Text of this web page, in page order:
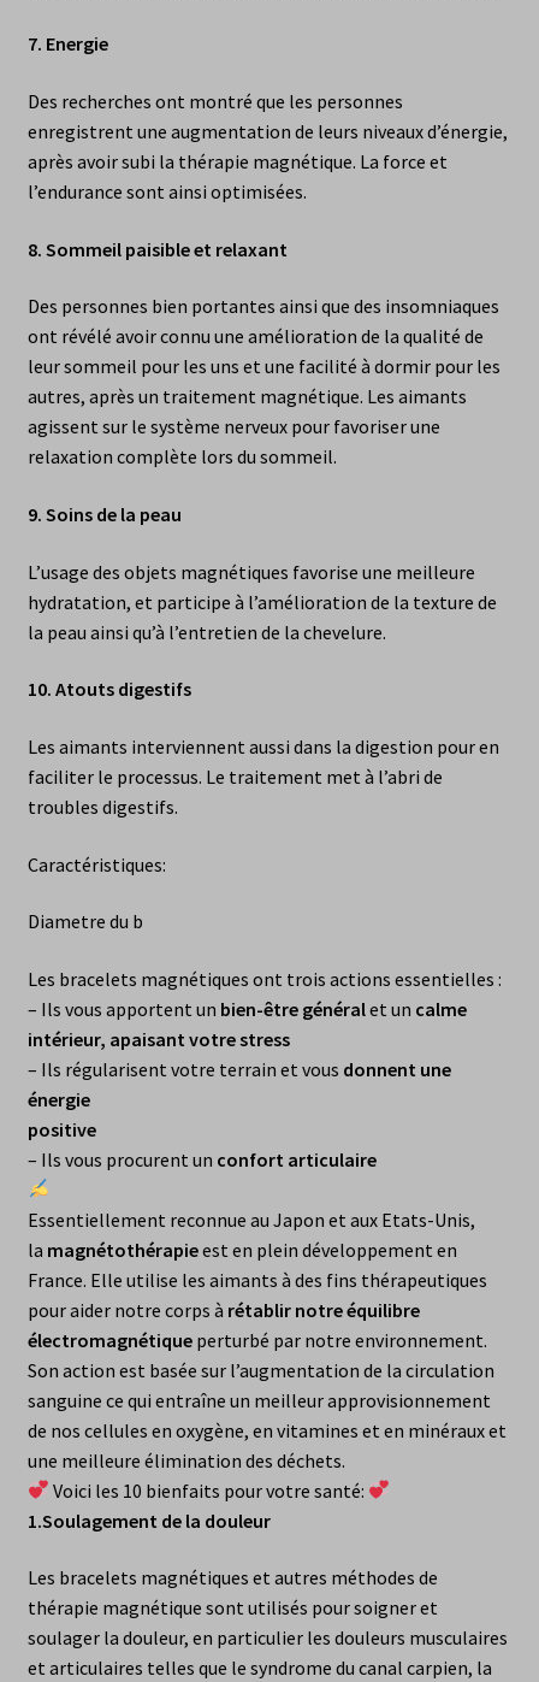
7. Energie
Des recherches ont montré que les personnes
enregistrent une augmentation de leurs niveaux d’énergie,
après avoir subi la thérapie magnétique. La force et
l’endurance sont ainsi optimisées.
8. Sommeil paisible et relaxant
Des personnes bien portantes ainsi que des insomniaques
ont révélé avoir connu une amélioration de la qualité de
leur sommeil pour les uns et une facilité à dormir pour les
autres, après un traitement magnétique. Les aimants
agissent sur le système nerveux pour favoriser une
relaxation complète lors du sommeil.
9. Soins de la peau
L’usage des objets magnétiques favorise une meilleure
hydratation, et participe à l’amélioration de la texture de
la peau ainsi qu’à l’entretien de la chevelure.
10. Atouts digestifs
Les aimants interviennent aussi dans la digestion pour en
faciliter le processus. Le traitement met à l’abri de
troubles digestifs.
Caractéristiques:
Diametre du b
Les bracelets magnétiques ont trois actions essentielles :
– Ils vous apportent un bien-être généralet un calme
intérieur, apaisant votre stress
– Ils régularisent votre terrain et vous donnent une
énergie
positive
– Ils vous procurent un confort articulaire
Essentiellement reconnue au Japon et aux Etats-Unis,
la magnétothérapieest en plein développement en
France. Elle utilise les aimants à des fins thérapeutiques
pour aider notre corps à rétablir notre équilibre
électromagnétiqueperturbé par notre environnement.
Son action est basée sur l’augmentation de la circulation
sanguine ce qui entraîne un meilleur approvisionnement
de nos cellules en oxygène, en vitamines et en minéraux et
une meilleure élimination des déchets.
Voici les 10 bienfaits pour votre santé:
1.Soulagement de la douleur
Les bracelets magnétiques et autres méthodes de
thérapie magnétique sont utilisés pour soigner et
soulager la douleur, en particulier les douleurs musculaires
et articulaires telles que le syndrome du canal carpien, la